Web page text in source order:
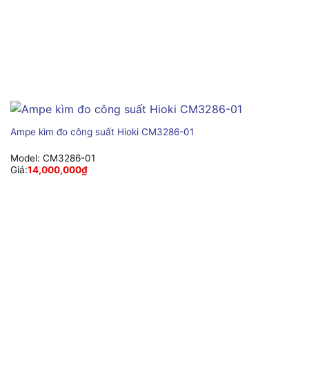
Ampe kìm đo công suất Hioki CM3286-01
Model: CM3286-01
Giá:14,000,000₫